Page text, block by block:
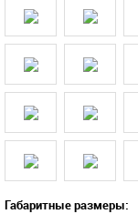
Габаритные размеры: